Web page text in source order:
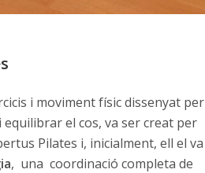
i moviment físic dissenyat per
el cos, va ser creat per
Pilates i, inicialment, ell el va
, una coordinació completa de